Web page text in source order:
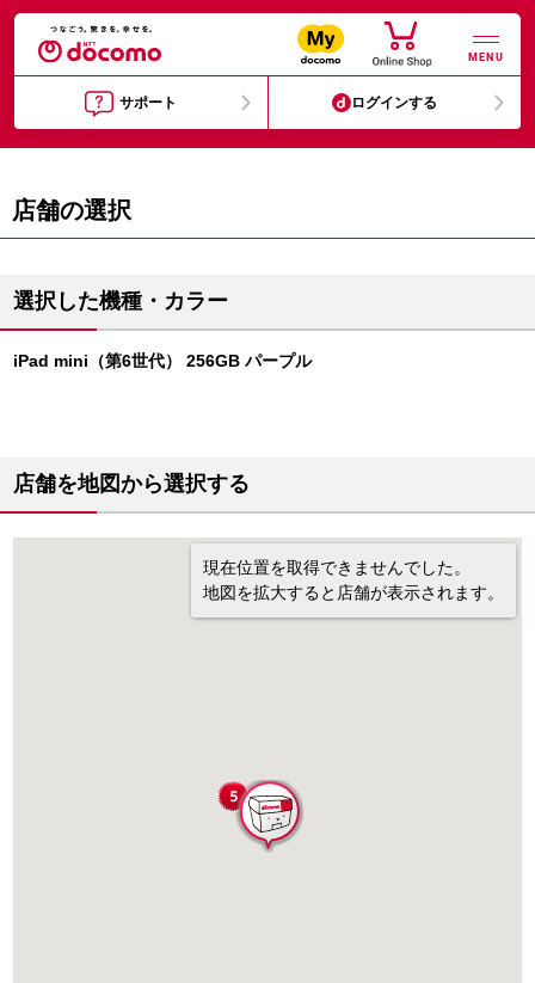
MENU
サポート ログインする
店舗の選択
選択した機種・カラー
iPad mini（第6世代） 256GB パープル
店舗を地図から選択する
現在位置を取得できませんでした。
地図を拡大すると店舗が表示されます。